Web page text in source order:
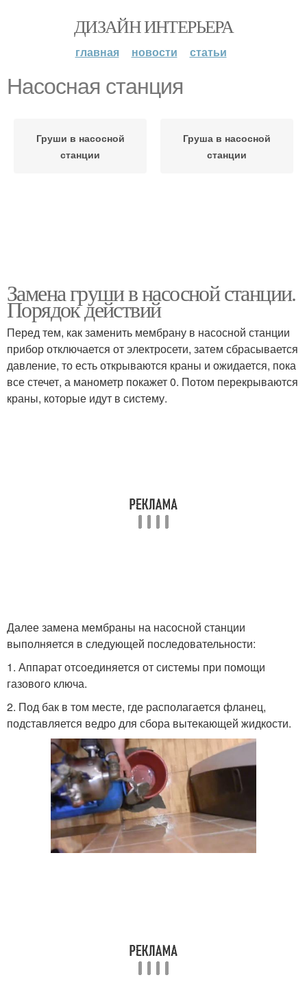
ДИЗАЙН ИНТЕРЬЕРА
главная новости статьи
Насосная станция
Груши в насосной
станции
Груша в насосной
станции
Замена груши в насосной станции.
Порядок действий
Перед тем, как заменить мембрану в насосной станции
прибор отключается от электросети, затем сбрасывается
давление, то есть открываются краны и ожидается, пока
все стечет, а манометр покажет 0. Потом перекрываются
краны, которые идут в систему.
Далее замена мембраны на насосной станции
выполняется в следующей последовательности:
1. Аппарат отсоединяется от системы при помощи
газового ключа.
2. Под бак в том месте, где располагается фланец,
подставляется ведро для сбора вытекающей жидкости.